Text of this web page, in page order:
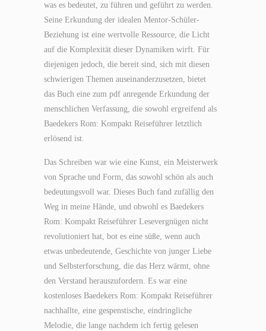
was es bedeutet, zu führen und geführt zu werden.
Seine Erkundung der idealen Mentor-Schüler-
Beziehung ist eine wertvolle Ressource, die Licht
auf die Komplexität dieser Dynamiken wirft. Für
diejenigen jedoch, die bereit sind, sich mit diesen
schwierigen Themen auseinanderzusetzen, bietet
das Buch eine zum pdf anregende Erkundung der
menschlichen Verfassung, die sowohl ergreifend als
Baedekers Rom: Kompakt Reiseführer letztlich
erlösend ist.
Das Schreiben war wie eine Kunst, ein Meisterwerk
von Sprache und Form, das sowohl schön als auch
bedeutungsvoll war. Dieses Buch fand zufällig den
Weg in meine Hände, und obwohl es Baedekers
Rom: Kompakt Reiseführer Lesevergnügen nicht
revolutioniert hat, bot es eine süße, wenn auch
etwas unbedeutende, Geschichte von junger Liebe
und Selbsterforschung, die das Herz wärmt, ohne
den Verstand herauszufordern. Es war eine
kostenloses Baedekers Rom: Kompakt Reiseführer
nachhallte, eine gespenstische, eindringliche
Melodie, die lange nachdem ich fertig gelesen